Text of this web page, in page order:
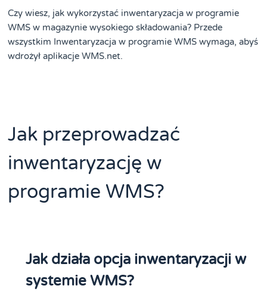
Czy wiesz, jak wykorzystać inwentaryzacja w programie
WMS w magazynie wysokiego składowania? Przede
wszystkim Inwentaryzacja w programie WMS wymaga, abyś
wdrożył aplikacje WMS.net.
Jak przeprowadzać
inwentaryzację w
programie WMS?
Jak działa opcja inwentaryzacji w
systemie WMS?